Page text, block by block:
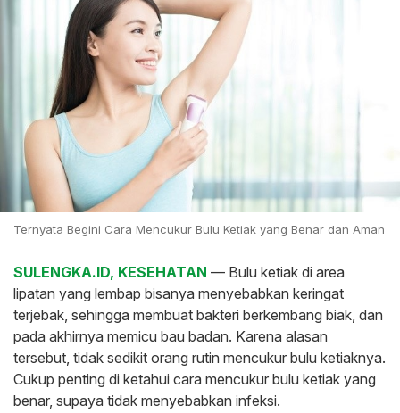
Ternyata Begini Cara Mencukur Bulu Ketiak yang Benar dan Aman
SULENGKA.ID, KESEHATAN — Bulu ketiak di area
lipatan yang lembap bisanya menyebabkan keringat
terjebak, sehingga membuat bakteri berkembang biak, dan
pada akhirnya memicu bau badan. Karena alasan
tersebut, tidak sedikit orang rutin mencukur bulu ketiaknya.
Cukup penting di ketahui cara mencukur bulu ketiak yang
benar, supaya tidak menyebabkan infeksi.